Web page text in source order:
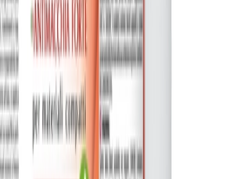
plans de travail en pierre
en cuisine, l'oléofugeage
que
STONE PROTECTOR+
contre les
— nos clients qui
en entretien nous
nettement moins vite. »